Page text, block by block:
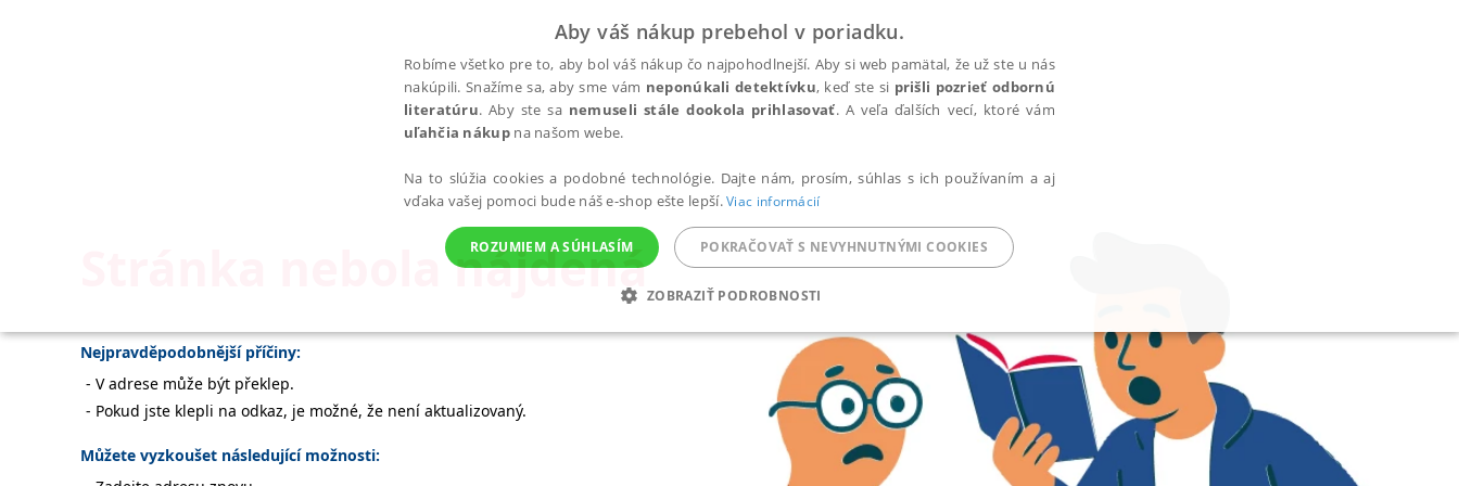
Stránka nebola nájdená
Nejpravděpodobnější příčiny:
V adrese může být překlep.
Pokud jste klepli na odkaz, je možné, že není aktualizovaný.
Můžete vyzkoušet následující možnosti:
Aby váš nákup prebehol v poriadku.
Robíme všetko pre to, aby bol váš nákup čo najpohodlnejší. Aby si web pamätal, že už ste u nás
nakúpili. Snažíme sa, aby sme vám neponúkali detektívku, keď ste si prišli pozrieť odbornú
literatúru. Aby ste sa nemuseli stále dookola prihlasovať. A veľa ďalších vecí, ktoré vám
uľahčia nákupna našom webe.
Na to slúžia cookies a podobné technológie. Dajte nám, prosím, súhlas s ich používaním a aj
vďaka vašej pomoci bude náš e-shop ešte lepší.Viac informácií
ROZUMIEM A SÚHLASÍM POKRAČOVAŤ S NEVYHNUTNÝMI COOKIES
ZOBRAZIŤ PODROBNOSTI
POTREBNÉ ANALYTICKÉ MARKETINGOVÉ FUNKČNÉ NEZARADENÉ SÚBORY
Funkčné Nezaradené súbory
Nevyhnutné súbory cookie umožňujú základné funkcie webovej stránky, ako je prihlásenie používateľa a správa účtu. Bez nevyhnutných súborov cookie nie je možné webové stránky správne používať.